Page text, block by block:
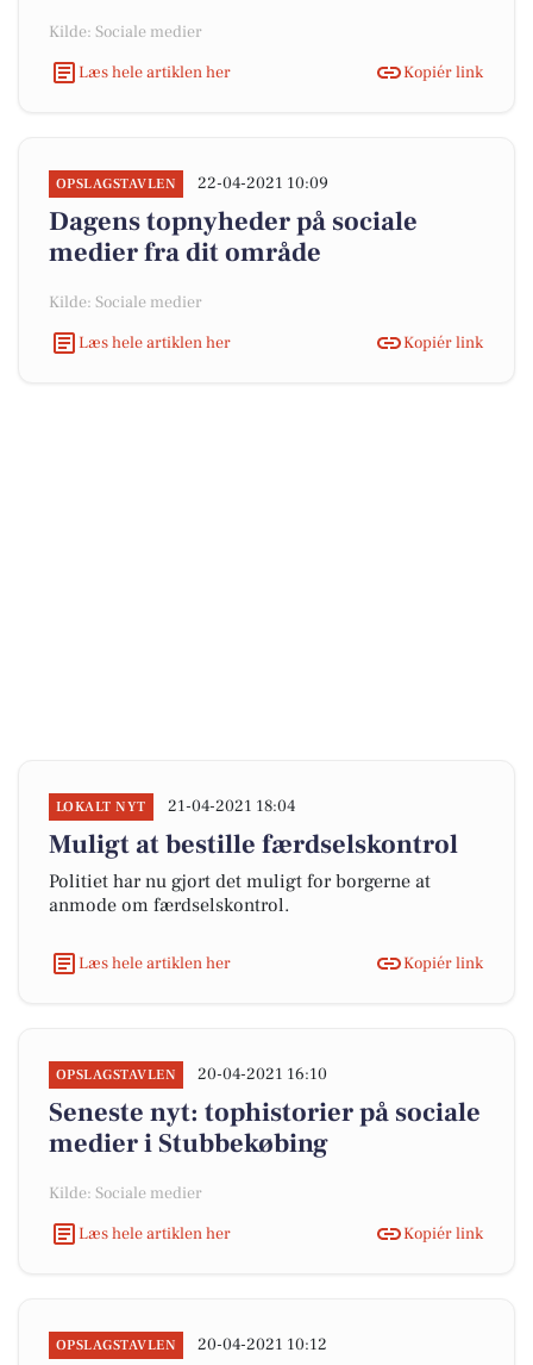
Kilde: Sociale medier
Læs hele artiklen her
Kopiér link
OPSLAGSTAVLEN 22-04-2021 10:09
Dagens topnyheder på sociale
medier fra dit område
Kilde: Sociale medier
Læs hele artiklen her
Kopiér link
LOKALT NYT 21-04-2021 18:04
Muligt at bestille færdselskontrol
Politiet har nu gjort det muligt for borgerne at
anmode om færdselskontrol.
Læs hele artiklen her Kopiér link
OPSLAGSTAVLEN 20-04-2021 16:10
Seneste nyt: tophistorier på sociale
medier i Stubbekøbing
Kilde: Sociale medier
Læs hele artiklen her
Kopiér link
OPSLAGSTAVLEN 20-04-2021 10:12